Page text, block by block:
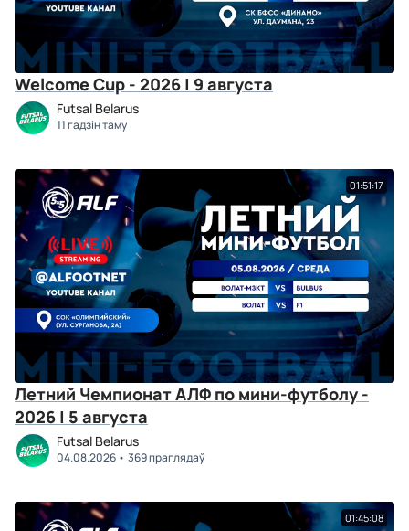
Welcome Cup - 2026 | 9 августа
Futsal Belarus
11 гадзін таму
01:51:17
Летний Чемпионат АЛФ по мини-футболу -
2026 | 5 августа
Futsal Belarus
04.08.2026 369 праглядаў
01:45:08